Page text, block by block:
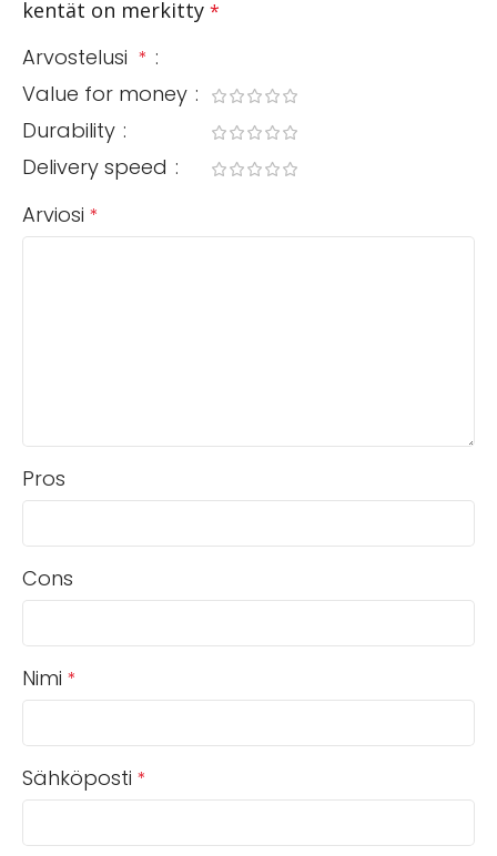
kentät on merkitty *
Arvostelusi *
Value for money
Durability
Delivery speed
Arviosi *
Pros
Cons
Nimi *
Sähköposti *